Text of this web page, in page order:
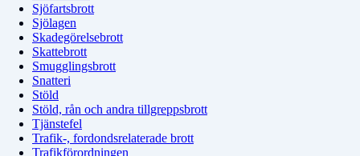
Sjöfartsbrott
Sjölagen
Skadegörelsebrott
Skattebrott
Smugglingsbrott
Snatteri
Stöld
Stöld, rån och andra tillgreppsbrott
Tjänstefel
Trafik-, fordondsrelaterade brott
Trafikförordningen